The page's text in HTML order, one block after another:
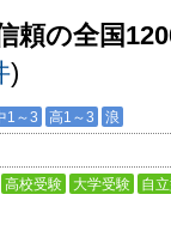
頼の全国
)
1～3 高1～3 浪
高校受験 大学受験 自